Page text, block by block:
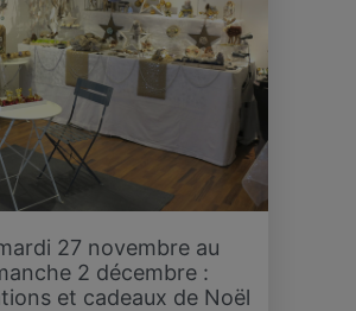
27 novembre au
2 décembre :
et cadeaux de Noël